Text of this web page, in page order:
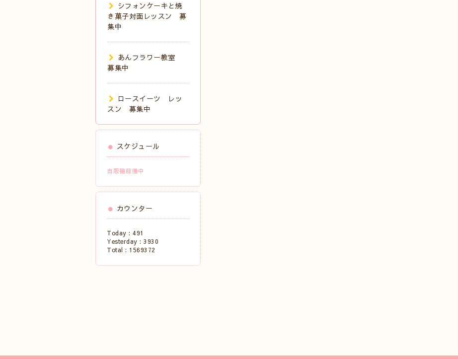
シフォンケーキと焼
き菓子対面レッスン 募
集中
あんフラワー教室
募集中
ロースイーツ レッ
スン 募集中
スケジュール
自販機稼働中
カウンター
Today : 491
Yesterday : 3930
Total : 1569372